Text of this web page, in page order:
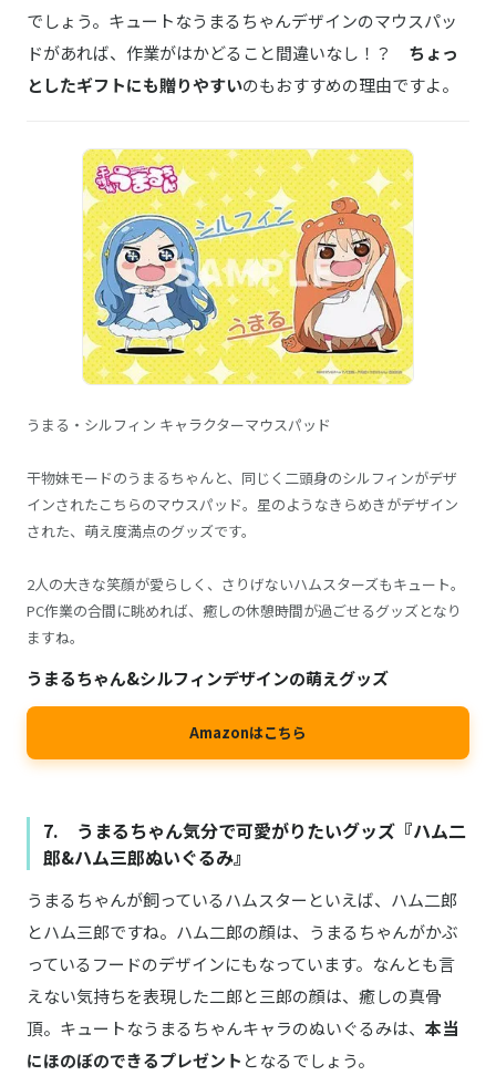
でしょう。キュートなうまるちゃんデザインのマウスパッ
ドがあれば、作業がはかどること間違いなし！？ ちょっ
としたギフトにも贈りやすいのもおすすめの理由ですよ。
うまる・シルフィン キャラクターマウスパッド
干物妹モードのうまるちゃんと、同じく二頭身のシルフィンがデザ
インされたこちらのマウスパッド。星のようなきらめきがデザイン
された、萌え度満点のグッズです。
2人の大きな笑顔が愛らしく、さりげないハムスターズもキュート。
PC作業の合間に眺めれば、癒しの休憩時間が過ごせるグッズとなり
ますね。
うまるちゃん&シルフィンデザインの萌えグッズ
Amazonはこちら
7. うまるちゃん気分で可愛がりたいグッズ『ハム二
郎&ハム三郎ぬいぐるみ』
うまるちゃんが飼っているハムスターといえば、ハム二郎
とハム三郎ですね。ハム二郎の顔は、うまるちゃんがかぶ
っているフードのデザインにもなっています。なんとも言
えない気持ちを表現した二郎と三郎の顔は、癒しの真骨
頂。キュートなうまるちゃんキャラのぬいぐるみは、 本当
にほのぼのできるプレゼント となるでしょう。